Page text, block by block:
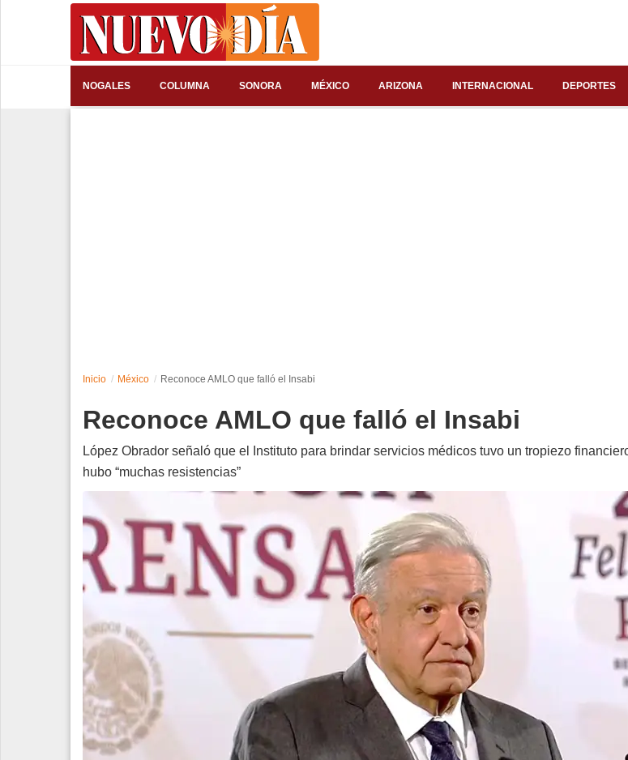
NOGALES COLUMNA SONORA MÉXICO ARIZONA INTERNACIONAL DEPORTES
Inicio México Reconoce AMLO que falló el Insabi
Reconoce AMLO que falló el Insabi
López Obrador señaló que el Instituto para brindar servicios médicos tuvo un tropiezo
hubo “muchas resistencias”